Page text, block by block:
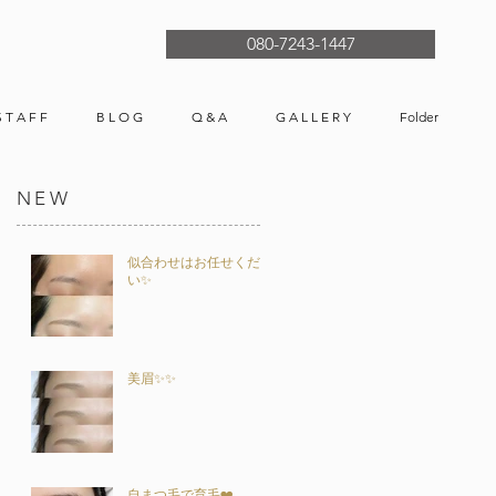
080-7243-1447
T A F F B L O G Q & A G A L L E R Y Folder
NEW
似合わせはお任せくださ
い✨
美眉✨✨